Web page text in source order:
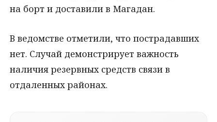
на борт и доставили в Магадан.
В ведомстве отметили, что пострадавших
нет. Случай демонстрирует важность
наличия резервных средств связи в
отдаленных районах.